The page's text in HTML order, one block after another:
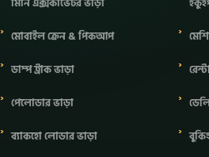
মোবাইল ক্রেন & পিকআপ
ডাম্প ট্রাক ভাড়া
পেলোডার ভাড়া
ব্যাকহো লোডার ভাড়া